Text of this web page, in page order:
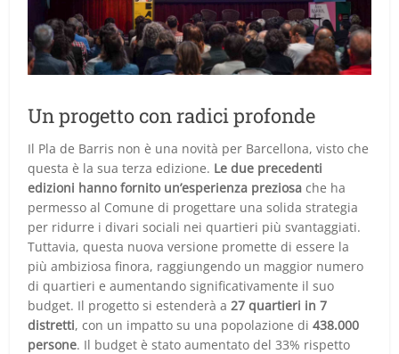
Un progetto con radici profonde
Il Pla de Barris non è una novità per Barcellona, visto che
questa è la sua terza edizione. Le due precedenti
edizioni hanno fornito un’esperienza preziosa che ha
permesso al Comune di progettare una solida strategia
per ridurre i divari sociali nei quartieri più svantaggiati.
Tuttavia, questa nuova versione promette di essere la
più ambiziosa finora, raggiungendo un maggior numero
di quartieri e aumentando significativamente il suo
budget. Il progetto si estenderà a27 quartieri in 7
distretti, con un impatto su una popolazione di438.000
persone. Il budget è stato aumentato del 33% rispetto